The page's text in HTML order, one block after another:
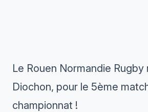
Le Rouen Normandie Rugby
Diochon, pour le 5ème
championnat !